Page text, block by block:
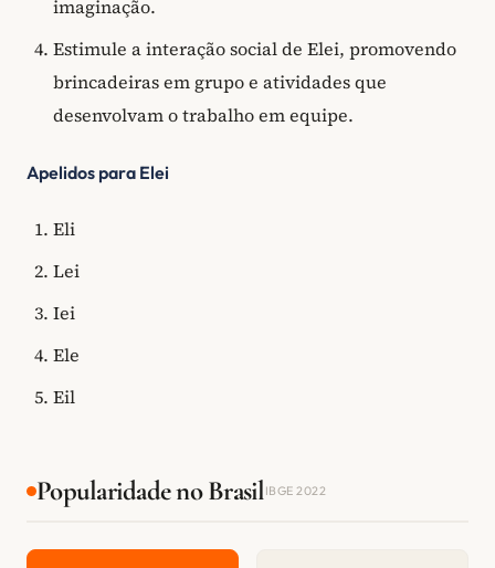
imaginação.
Estimule a interação social de Elei, promovendo
brincadeiras em grupo e atividades que
desenvolvam o trabalho em equipe.
Apelidos para Elei
Eli
Lei
Iei
Ele
Eil
Popularidade no BrasilIBGE 2022